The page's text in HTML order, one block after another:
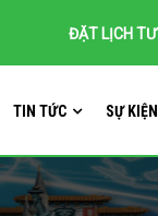
ĐẶT LỊCH TƯ
TIN TỨC SỰ